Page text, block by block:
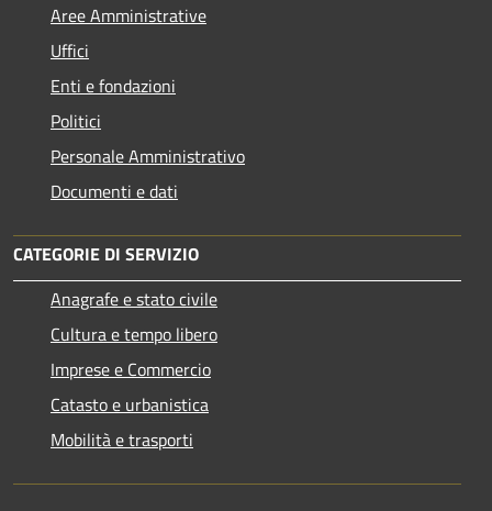
Aree Amministrative
Uffici
Enti e fondazioni
Politici
Personale Amministrativo
Documenti e dati
CATEGORIE DI SERVIZIO
Anagrafe e stato civile
Cultura e tempo libero
Imprese e Commercio
Catasto e urbanistica
Mobilità e trasporti